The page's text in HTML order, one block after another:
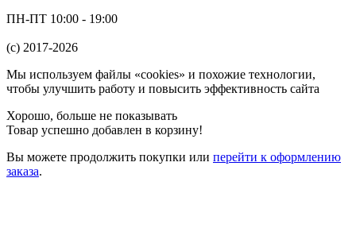
ПН-ПТ 10:00 - 19:00
(c) 2017-2026
Мы используем файлы «cookies» и похожие технологии,
чтобы улучшить работу и повысить эффективность сайта
Хорошо, больше не показывать
Товар успешно добавлен в корзину!
Вы можете продолжить покупки или перейти к оформлению
заказа.